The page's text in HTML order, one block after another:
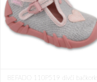
BEFADO 110P519 dívčí bačkorky